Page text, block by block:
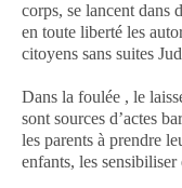
corps, se lancent dans
en toute liberté les
citoyens sans suites
Dans la foulée , le
sont sources d’actes
les parents à prendre
enfants, les